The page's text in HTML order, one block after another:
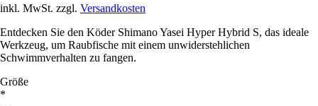
inkl. MwSt. zzgl. Versandkosten
Entdecken Sie den Köder Shimano Yasei Hyper Hybrid S, das ideale
Werkzeug, um Raubfische mit einem unwiderstehlichen
Schwimmverhalten zu fangen.
Größe
*